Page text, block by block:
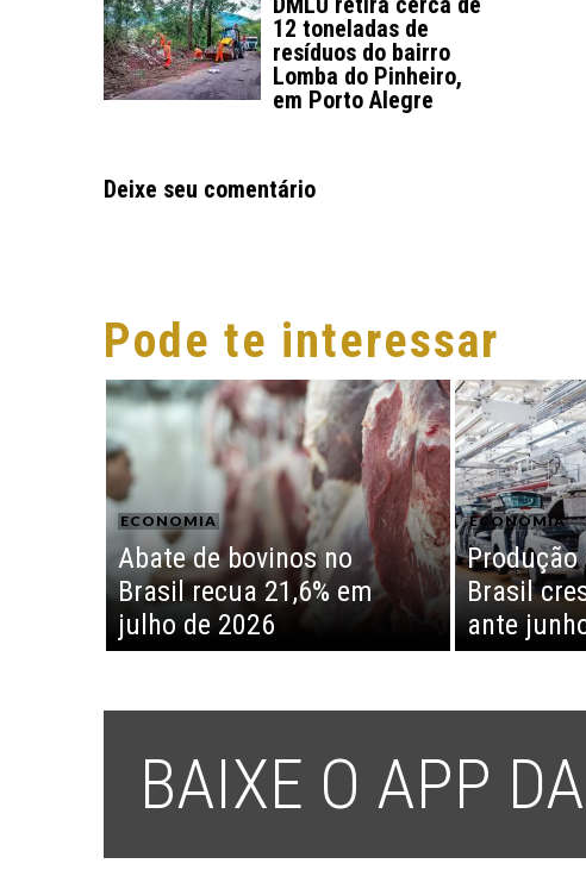
12 toneladas de
resíduos do bairro
Lomba do Pinheiro,
em Porto Alegre
Deixe seu comentário
Pode te interessar
ECONOMIA
Abate de bovinos no
Brasil recua 21,6% em
julho de 2026
ECONOMIA
Produção
Brasil
ante
BAIXE O APP DA